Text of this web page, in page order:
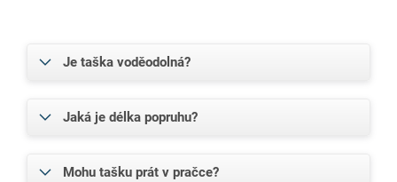
Je taška voděodolná?
Jaká je délka popruhu?
Mohu tašku prát v pračce?